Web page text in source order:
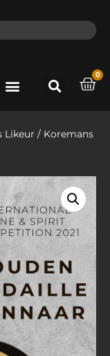
0
Likeur / Koremans